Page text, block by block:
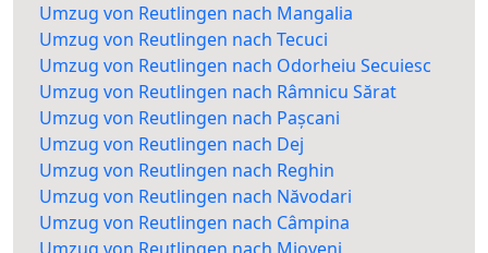
Umzug von Reutlingen nach Mangalia
Umzug von Reutlingen nach Tecuci
Umzug von Reutlingen nach Odorheiu Secuiesc
Umzug von Reutlingen nach Râmnicu Sărat
Umzug von Reutlingen nach Pașcani
Umzug von Reutlingen nach Dej
Umzug von Reutlingen nach Reghin
Umzug von Reutlingen nach Năvodari
Umzug von Reutlingen nach Câmpina